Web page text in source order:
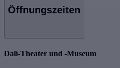
Öffnungszeiten
Dalí-Theater und -Museum